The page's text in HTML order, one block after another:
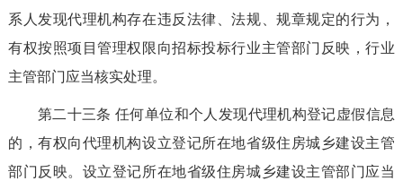
系人发现代理机构存在违反法律、法规、规章规定的行为，
有权按照项目管理权限向招标投标行业主管部门反映，行业
主管部门应当核实处理。
第二十三条任何单位和个人发现代理机构登记虚假信息
的，有权向代理机构设立登记所在地省级住房城乡建设主管
部门反映。设立登记所在地省级住房城乡建设主管部门应当